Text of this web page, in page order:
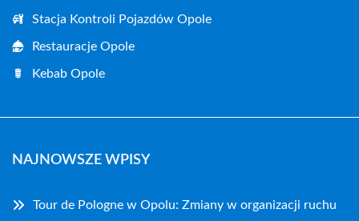
Stacja Kontroli Pojazdów Opole
Restauracje Opole
Kebab Opole
NAJNOWSZE WPISY
Tour de Pologne w Opolu: Zmiany w organizacji ruchu